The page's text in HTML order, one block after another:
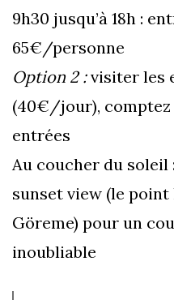
9h30 jusqu’à 18h :
65€/personne
Option 2 :visiter les
(40€/jour), comptez
entrées
Au coucher du soleil
sunset view (le
Göreme) pour un
inoubliable